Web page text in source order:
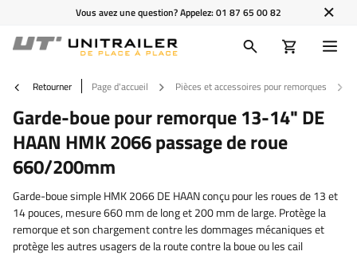
Vous avez une question? Appelez:01 87 65 00 82
Retourner Page d'accueil Pièces et accessoires pour remorques
Garde-boue pour remorque 13-14" DE
HAAN HMK 2066 passage de roue
660/200mm
Garde-boue simple HMK 2066 DE HAAN conçu pour les roues de 13 et
14 pouces, mesure 660 mm de long et 200 mm de large. Protège la
remorque et son chargement contre les dommages mécaniques et
protège les autres usagers de la route contre la boue ou les cail